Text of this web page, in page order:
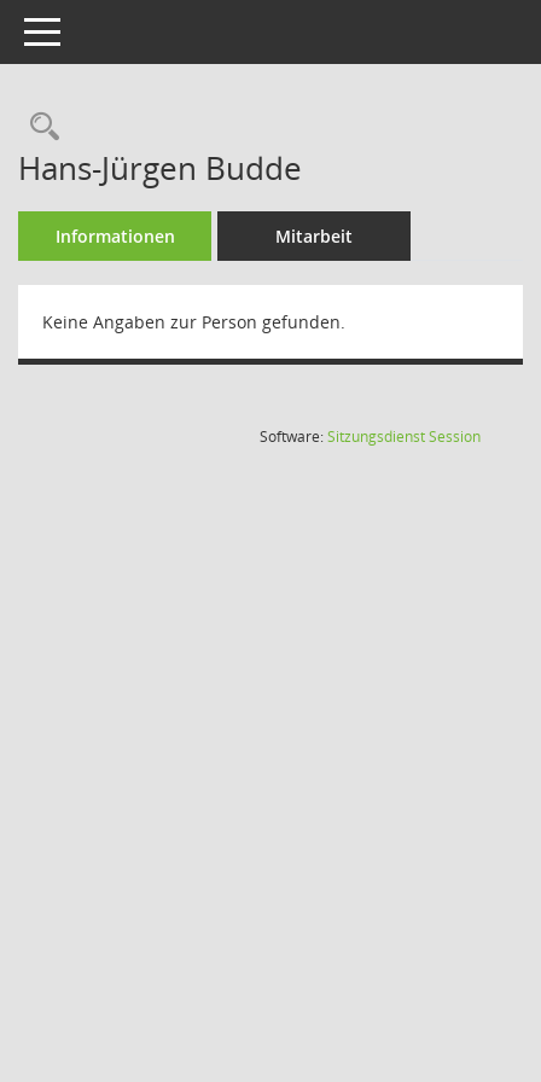
Toggle navigation
Rechercheauswahl
Hans-Jürgen Budde
Informationen Mitarbeit
Keine Angaben zur Person gefunden.
Software:SitzungsdienstSession(Wird in